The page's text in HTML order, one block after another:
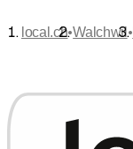
local.ch•Walchwil•